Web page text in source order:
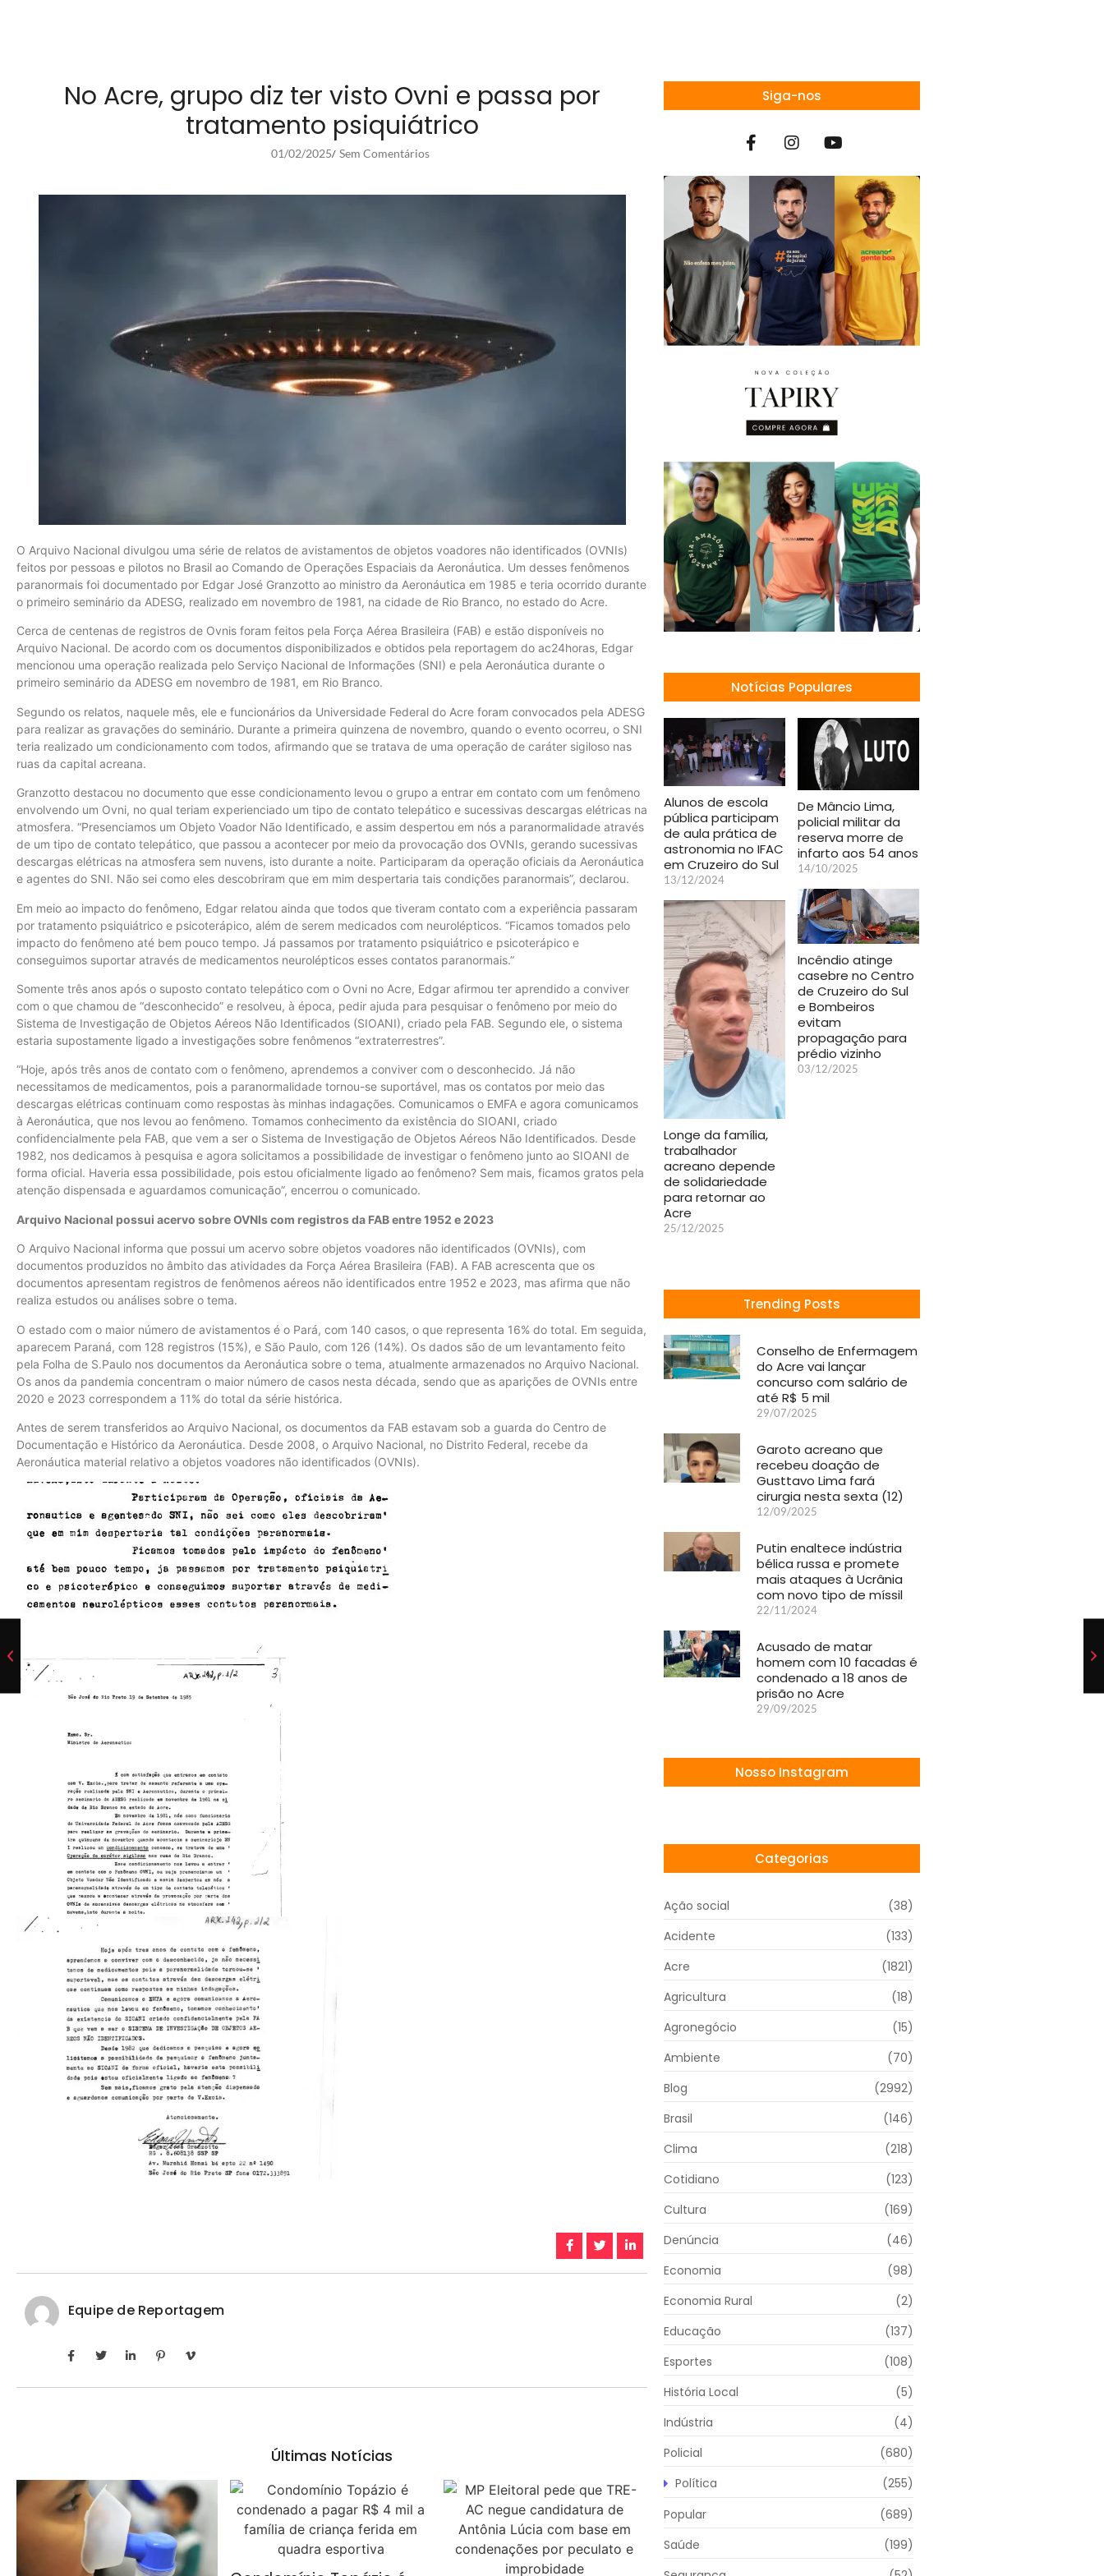
No Acre, grupo diz ter visto Ovni e passa por
tratamento psiquiátrico
01/02/2025/ Sem Comentários
O Arquivo Nacional divulgou uma série de relatos de avistamentos de objetos voadores não identificados (OVNIs)
feitos por pessoas e pilotos no Brasil ao Comando de Operações Espaciais da Aeronáutica. Um desses fenômenos
paranormais foi documentado por Edgar José Granzotto ao ministro da Aeronáutica em 1985 e teria ocorrido durante
o primeiro seminário da ADESG, realizado em novembro de 1981, na cidade de Rio Branco, no estado do Acre.
Cerca de centenas de registros de Ovnis foram feitos pela Força Aérea Brasileira (FAB) e estão disponíveis no
Arquivo Nacional. De acordo com os documentos disponibilizados e obtidos pela reportagem do ac24horas, Edgar
mencionou uma operação realizada pelo Serviço Nacional de Informações (SNI) e pela Aeronáutica durante o
primeiro seminário da ADESG em novembro de 1981, em Rio Branco.
Segundo os relatos, naquele mês, ele e funcionários da Universidade Federal do Acre foram convocados pela ADESG
para realizar as gravações do seminário. Durante a primeira quinzena de novembro, quando o evento ocorreu, o SNI
teria realizado um condicionamento com todos, afirmando que se tratava de uma operação de caráter sigiloso nas
ruas da capital acreana.
Granzotto destacou no documento que esse condicionamento levou o grupo a entrar em contato com um fenômeno
envolvendo um Ovni, no qual teriam experienciado um tipo de contato telepático e sucessivas descargas elétricas na
atmosfera. “Presenciamos um Objeto Voador Não Identificado, e assim despertou em nós a paranormalidade através
de um tipo de contato telepático, que passou a acontecer por meio da provocação dos OVNIs, gerando sucessivas
descargas elétricas na atmosfera sem nuvens, isto durante a noite. Participaram da operação oficiais da Aeronáutica
e agentes do SNI. Não sei como eles descobriram que em mim despertaria tais condições paranormais”, declarou.
Em meio ao impacto do fenômeno, Edgar relatou ainda que todos que tiveram contato com a experiência passaram
por tratamento psiquiátrico e psicoterápico, além de serem medicados com neurolépticos. “Ficamos tomados pelo
impacto do fenômeno até bem pouco tempo. Já passamos por tratamento psiquiátrico e psicoterápico e
conseguimos suportar através de medicamentos neurolépticos esses contatos paranormais.”
Somente três anos após o suposto contato telepático com o Ovni no Acre, Edgar afirmou ter aprendido a conviver
com o que chamou de “desconhecido” e resolveu, à época, pedir ajuda para pesquisar o fenômeno por meio do
Sistema de Investigação de Objetos Aéreos Não Identificados (SIOANI), criado pela FAB. Segundo ele, o sistema
estaria supostamente ligado a investigações sobre fenômenos “extraterrestres”.
“Hoje, após três anos de contato com o fenômeno, aprendemos a conviver com o desconhecido. Já não
necessitamos de medicamentos, pois a paranormalidade tornou-se suportável, mas os contatos por meio das
descargas elétricas continuam como respostas às minhas indagações. Comunicamos o EMFA e agora comunicamos
à Aeronáutica, que nos levou ao fenômeno. Tomamos conhecimento da existência do SIOANI, criado
confidencialmente pela FAB, que vem a ser o Sistema de Investigação de Objetos Aéreos Não Identificados. Desde
1982, nos dedicamos à pesquisa e agora solicitamos a possibilidade de investigar o fenômeno junto ao SIOANI de
forma oficial. Haveria essa possibilidade, pois estou oficialmente ligado ao fenômeno? Sem mais, ficamos gratos pela
atenção dispensada e aguardamos comunicação”, encerrou o comunicado.
Arquivo Nacional possui acervo sobre OVNIs com registros da FAB entre 1952 e 2023
O Arquivo Nacional informa que possui um acervo sobre objetos voadores não identificados (OVNIs), com
documentos produzidos no âmbito das atividades da Força Aérea Brasileira (FAB). A FAB acrescenta que os
documentos apresentam registros de fenômenos aéreos não identificados entre 1952 e 2023, mas afirma que não
realiza estudos ou análises sobre o tema.
O estado com o maior número de avistamentos é o Pará, com 140 casos, o que representa 16% do total. Em seguida,
aparecem Paraná, com 128 registros (15%), e São Paulo, com 126 (14%). Os dados são de um levantamento feito
pela Folha de S.Paulo nos documentos da Aeronáutica sobre o tema, atualmente armazenados no Arquivo Nacional.
Os anos da pandemia concentram o maior número de casos nesta década, sendo que as aparições de OVNIs entre
2020 e 2023 correspondem a 11% do total da série histórica.
Antes de serem transferidos ao Arquivo Nacional, os documentos da FAB estavam sob a guarda do Centro de
Documentação e Histórico da Aeronáutica. Desde 2008, o Arquivo Nacional, no Distrito Federal, recebe da
Aeronáutica material relativo a objetos voadores não identificados (OVNIs).
Equipe de Reportagem
Últimas Notícias
Siga-nos
Notícias Populares
Alunos de escola
pública participam
de aula prática de
astronomia no IFAC
em Cruzeiro do Sul
13/12/2024
De Mâncio Lima,
policial militar da
reserva morre de
infarto aos 54 anos
14/10/2025
Incêndio atinge
casebre no Centro
de Cruzeiro do Sul
e Bombeiros
evitam
propagação para
prédio vizinho
03/12/2025
Longe da família,
trabalhador
acreano depende
de solidariedade
para retornar ao
Acre
25/12/2025
Trending Posts
Conselho de Enfermagem
do Acre vai lançar
concurso com salário de
até R$ 5 mil
29/07/2025
Garoto acreano que
recebeu doação de
Gusttavo Lima fará
cirurgia nesta sexta (12)
12/09/2025
Putin enaltece indústria
bélica russa e promete
mais ataques à Ucrânia
com novo tipo de míssil
22/11/2024
Acusado de matar
homem com 10 facadas é
condenado a 18 anos de
prisão no Acre
29/09/2025
Nosso Instagram
Categorias
Ação social
(38)
Acidente
(133)
Acre
(1821)
Agricultura
(18)
Agronegócio
(15)
Ambiente
(70)
Blog
(2992)
Brasil
(146)
Clima
(218)
Cotidiano
(123)
Cultura
(169)
Denúncia
(46)
Economia
(98)
Economia Rural
(2)
Educação
(137)
Esportes
(108)
História Local
(5)
Indústria
(4)
Policial
(680)
Política
(255)
Popular
(689)
Saúde
(199)